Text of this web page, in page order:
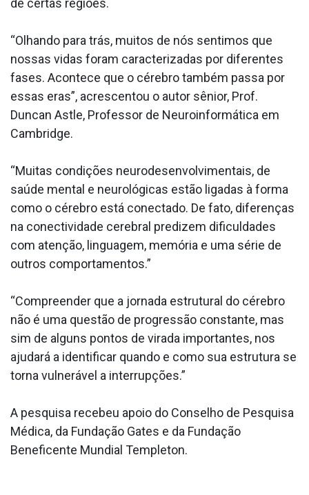
de certas regiões.
“Olhando para trás, muitos de nós sentimos que
nossas vidas foram caracterizadas por diferentes
fases. Acontece que o cérebro também passa por
essas eras”, acrescentou o autor sênior, Prof.
Duncan Astle, Professor de Neuroinformática em
Cambridge.
“Muitas condições neurodesenvolvimentais, de
saúde mental e neurológicas estão ligadas à forma
como o cérebro está conectado. De fato, diferenças
na conectividade cerebral predizem dificuldades
com atenção, linguagem, memória e uma série de
outros comportamentos.”
“Compreender que a jornada estrutural do cérebro
não é uma questão de progressão constante, mas
sim de alguns pontos de virada importantes, nos
ajudará a identificar quando e como sua estrutura se
torna vulnerável a interrupções.”
A pesquisa recebeu apoio do Conselho de Pesquisa
Médica, da Fundação Gates e da Fundação
Beneficente Mundial Templeton.